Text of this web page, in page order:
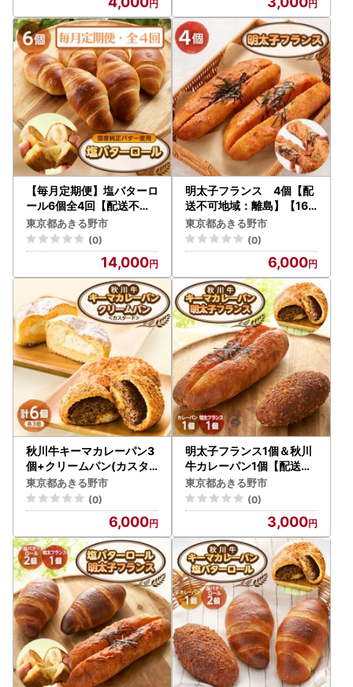
【毎月定期便】塩バターロ
ール6個全4回【配送不可
地域：離島】【4065828
】
東京都あきる野市
(0)
14,000
明太子フランス 4個【配
送不可地域：離島】【168
8882】
東京都あきる野市
(0)
6,000
秋川牛キーマカレーパン3
個+クリームパン(カスタ
ード)3個【配送不可地域
：離島】【1497072】
東京都あきる野市
(0)
6,000
明太子フランス1個＆秋川
牛カレーパン1個【配送不
可地域：離島】【159912
5】
東京都あきる野市
(0)
3,000